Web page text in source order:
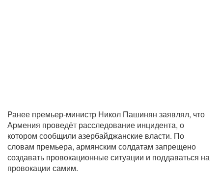
Ранее премьер-министр Никол Пашинян заявлял, что
Армения проведёт расследование инцидента, о
котором сообщили азербайджанские власти. По
словам премьера, армянским солдатам запрещено
создавать провокационные ситуации и поддаваться на
провокации самим.